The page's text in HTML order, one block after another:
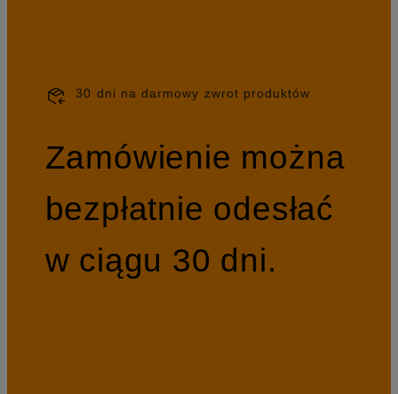
30 dni na darmowy zwrot produktów
Zamówienie można
bezpłatnie odesłać
w ciągu 30 dni.